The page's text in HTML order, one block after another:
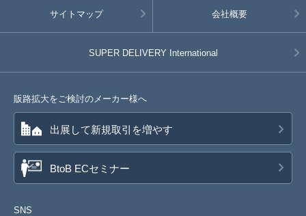
サイトマップ 会社概要
SUPER DELIVERY International
販路拡大をご検討のメーカー様へ
出展して新規取引を増やす
BtoB ECセミナー
SNS